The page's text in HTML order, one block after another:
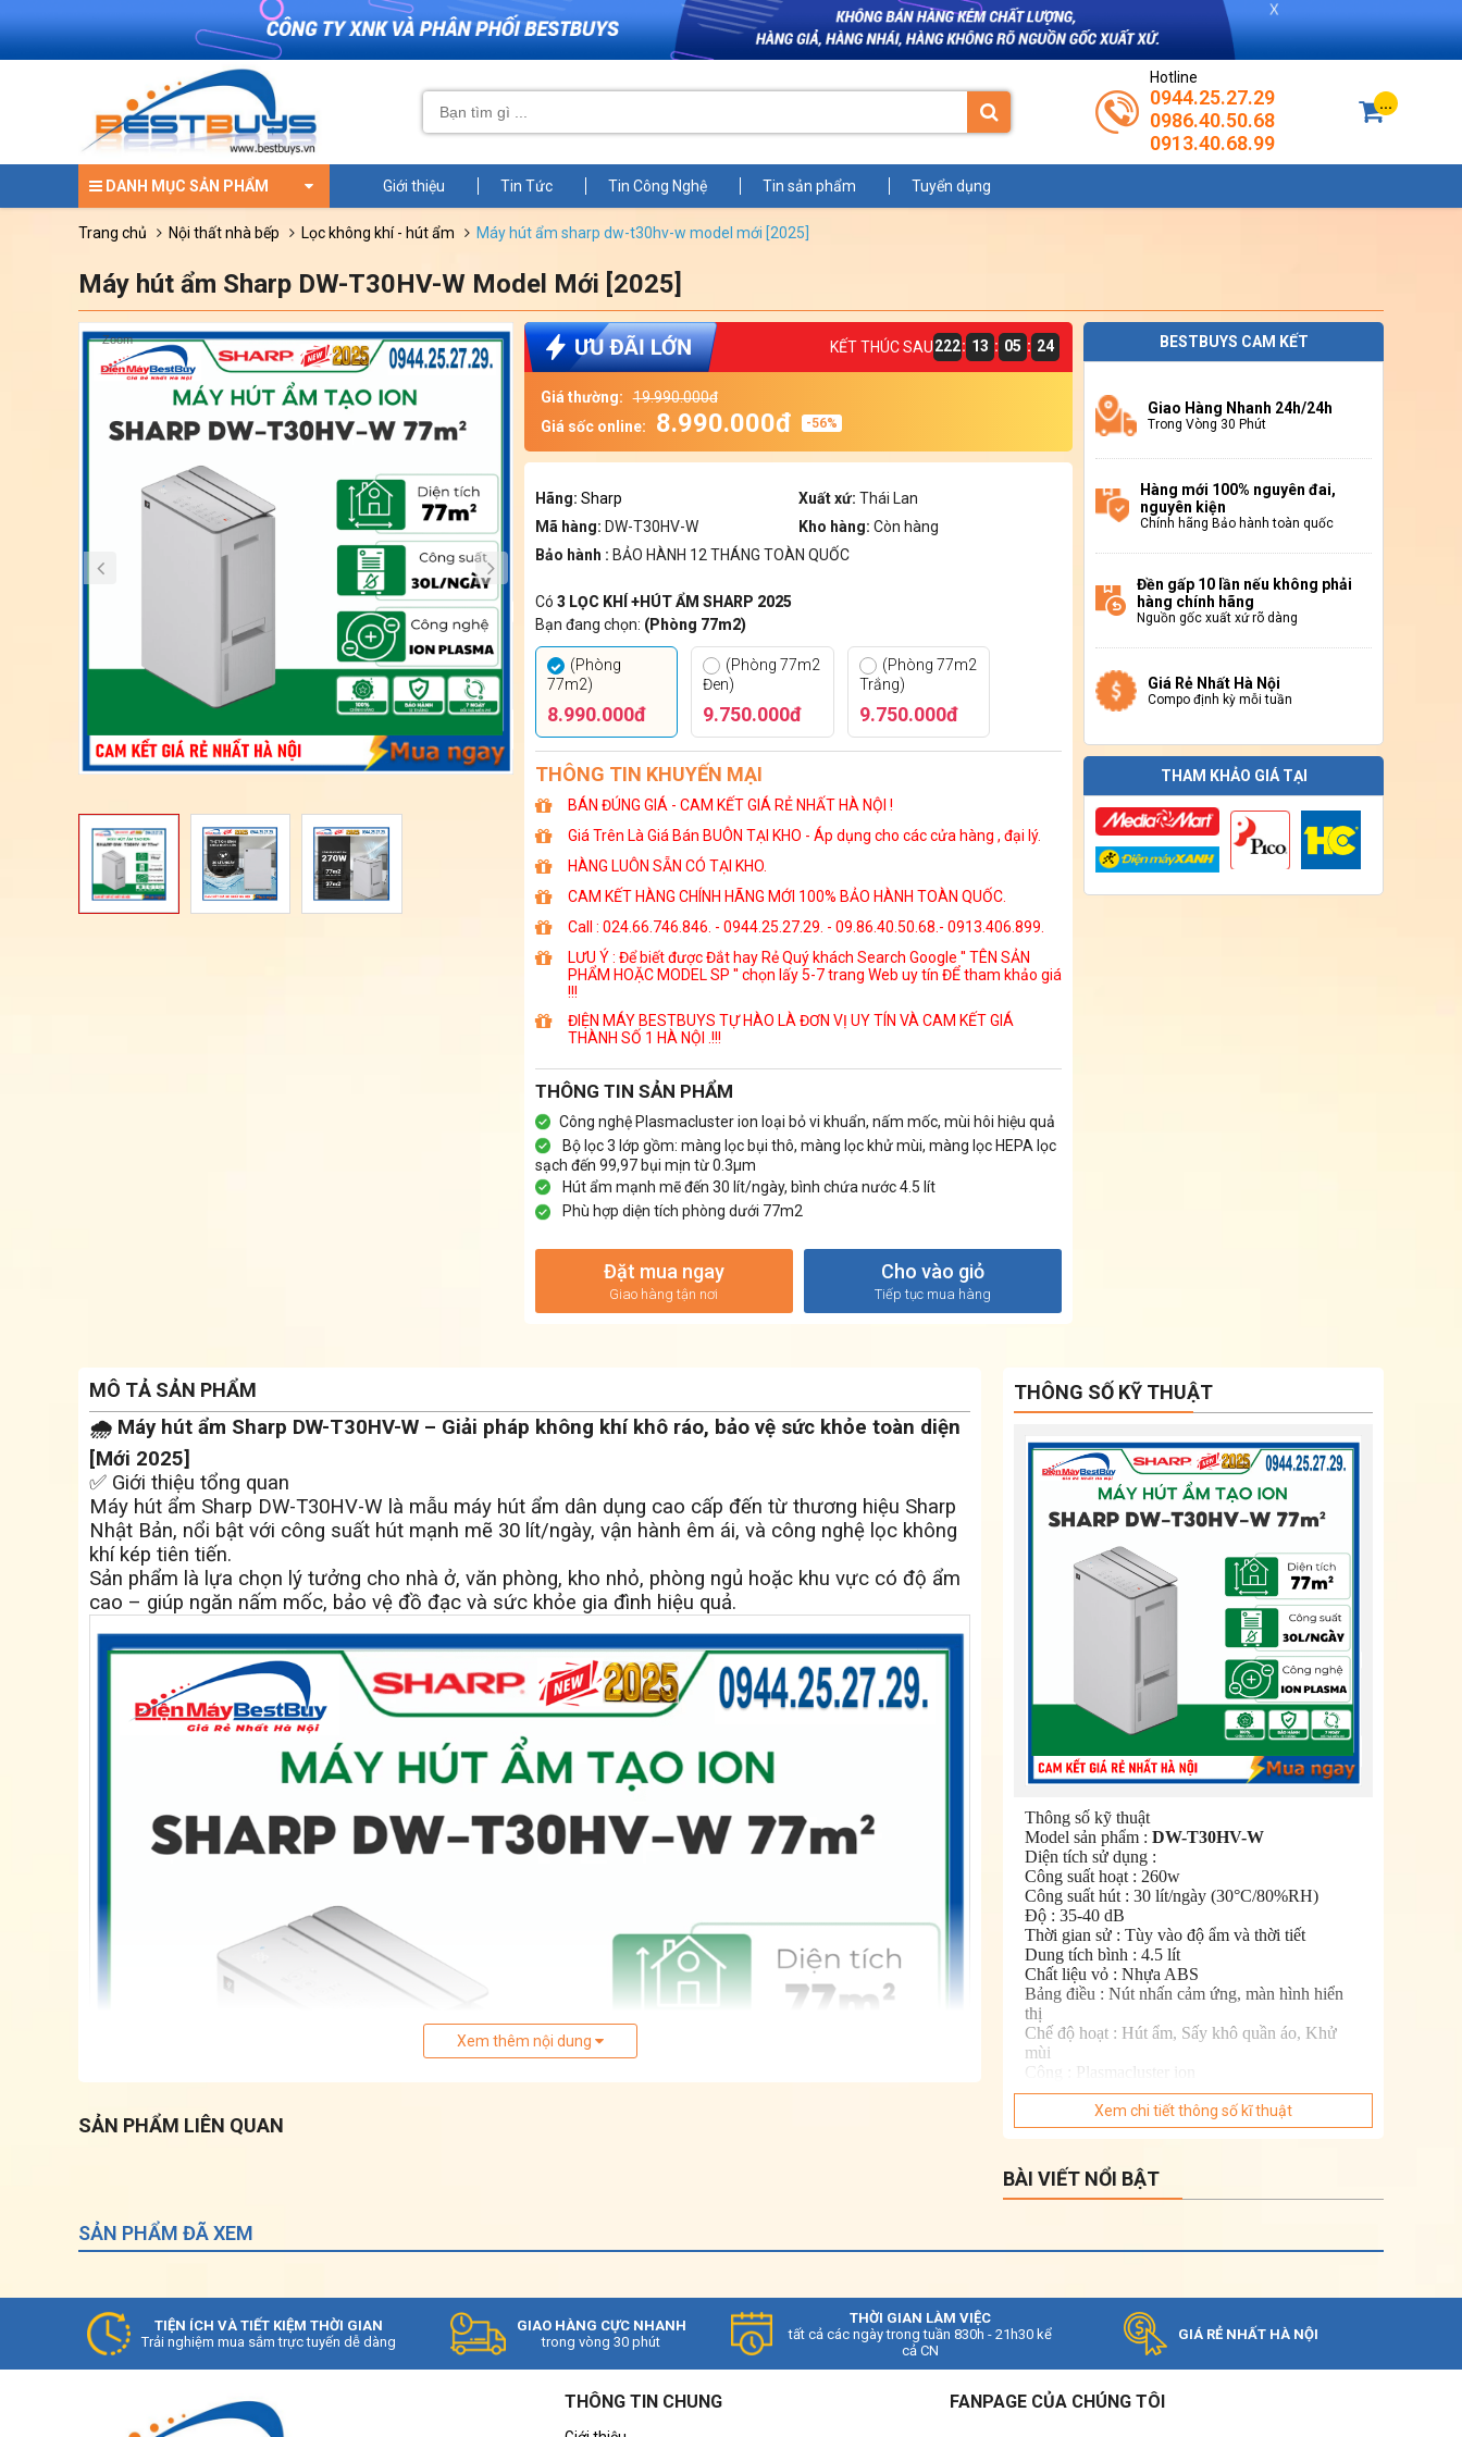
Hotline
0944.25.27.29
0986.40.50.68
0913.40.68.99
...
DANH MỤC SẢN PHẨM Giới thiệu Tin Tức Tin Công Nghệ Tin sản phẩm Tuyển dụng
trang chủ nội thất nhà bếp lọc không khí - hút ẩm máy hút ẩm sharp dw-t30hv-w model mới [2025]
Máy hút ẩm Sharp DW-T30HV-W Model Mới [2025]
Zoom Zoom Zoom
KẾT THÚC SAU222: 13 : 05 : 24
Giá thường:
19.990.000đ
Giá sốc online:
8.990.000đ -56%
Hãng: Sharp Xuất xứ: Thái Lan
Mã hàng: DW-T30HV-W Kho hàng: Còn hàng
Bảo hành : BẢO HÀNH 12 THÁNG TOÀN QUỐC
Có 3 LỌC KHÍ +HÚT ẨM SHARP 2025
Bạn đang chọn: (Phòng 77m2)
(Phòng
77m2)
8.990.000đ
(Phòng 77m2
Đen)
9.750.000đ
(Phòng 77m2
Trắng)
9.750.000đ
THÔNG TIN KHUYẾN MẠI
BÁN ĐÚNG GIÁ - CAM KẾT GIÁ RẺ NHẤT HÀ NỘI !
Giá Trên Là Giá Bán BUÔN TẠI KHO - Áp dụng cho các cửa hàng , đại lý.
HÀNG LUÔN SẴN CÓ TẠI KHO.
CAM KẾT HÀNG CHÍNH HÃNG MỚI 100% BẢO HÀNH TOÀN QUỐC.
Call : 024.66.746.846. - 0944.25.27.29. - 09.86.40.50.68.- 0913.406.899.
LƯU Ý : Để biết được Đắt hay Rẻ Quý khách Search Google '' TÊN SẢN
PHẨM HOẶC MODEL SP '' chọn lấy 5-7 trang Web uy tín ĐỂ tham khảo giá
!!!
ĐIỆN MÁY BESTBUYS TỰ HÀO LÀ ĐƠN VỊ UY TÍN VÀ CAM KẾT GIÁ
THÀNH SỐ 1 HÀ NỘI .!!!
THÔNG TIN SẢN PHẨM
Công nghệ Plasmacluster ion loại bỏ vi khuẩn, nấm mốc, mùi hôi hiệu quả
Bộ lọc 3 lớp gồm: màng lọc bụi thô, màng lọc khử mùi, màng lọc HEPA lọc
sạch đến 99,97 bụi mịn từ 0.3µm
Hút ẩm mạnh mẽ đến 30 lít/ngày, bình chứa nước 4.5 lít
Phù hợp diện tích phòng dưới 77m2
Đặt mua ngay
Giao hàng tận nơi
Cho vào giỏ
Tiếp tục mua hàng
BESTBUYS CAM KẾT
Giao Hàng Nhanh 24h/24h
Trong Vòng 30 Phút
Hàng mới 100% nguyên đai,
nguyên kiện
Chính hãng Bảo hành toàn quốc
Đền gấp 10 lần nếu không phải
hàng chính hãng
Nguồn gốc xuất xứ rõ dàng
Giá Rẻ Nhất Hà Nội
Compo định kỳ mỗi tuần
THAM KHẢO GIÁ TẠI
MÔ TẢ SẢN PHẨM
🌧️ Máy hút ẩm Sharp DW-T30HV-W – Giải pháp không khí khô ráo, bảo vệ sức khỏe toàn diện
[Mới 2025]
✅ Giới thiệu tổng quan
Máy hút ẩm Sharp DW-T30HV-W là mẫu máy hút ẩm dân dụng cao cấp đến từ thương hiệu Sharp
Nhật Bản, nổi bật với công suất hút mạnh mẽ 30 lít/ngày, vận hành êm ái, và công nghệ lọc không
khí kép tiên tiến.
Sản phẩm là lựa chọn lý tưởng cho nhà ở, văn phòng, kho nhỏ, phòng ngủ hoặc khu vực có độ ẩm
cao – giúp ngăn nấm mốc, bảo vệ đồ đạc và sức khỏe gia đình hiệu quả.
Xem thêm nội dung
SẢN PHẨM LIÊN QUAN
THÔNG SỐ KỸ THUẬT
Thông số kỹ thuật
Model sản phẩm : DW-T30HV-W
Diện tích sử dụng :
Công suất hoạt : 260w
Công suất hút : 30 lít/ngày (30°C/80%RH)
Độ : 35-40 dB
Thời gian sử : Tùy vào độ ẩm và thời tiết
Dung tích bình : 4.5 lít
Chất liệu vỏ : Nhựa ABS
Bảng điều : Nút nhấn cảm ứng, màn hình hiển
thị
Chế độ hoạt : Hút ẩm, Sấy khô quần áo, Khử
mùi
Công : Plasmacluster ion
Tiện : Cảm biến độ ẩm
Cảnh báo đầy : Hẹn giờ lên đến 12h
Sấy khô bên : Khóa trẻ em
xuống linh hoạt tự động (trái phải chỉnh tay)
Kích : Rộng 35.9 cm - Cao 66.5 cm - Sâu
Hãng sản : Sharp
Địa điểm bảo : Các trung tâm bảo hành trên toàn
Xem chi tiết thông số kĩ thuật
BÀI VIẾT NỔI BẬT
SẢN PHẨM ĐÃ XEM
TIỆN ÍCH VÀ TIẾT KIỆM THỜI GIAN
Trải nghiệm mua sắm trực tuyến dễ dàng
GIAO HÀNG CỰC NHANH
trong vòng 30 phút
THỜI GIAN LÀM VIỆC
tất cả các ngày trong tuần 830h - 21h30 kể
cả CN
GIÁ RẺ NHẤT HÀ NỘI
THÔNG TIN CHUNG FANPAGE CỦA CHÚNG TÔI